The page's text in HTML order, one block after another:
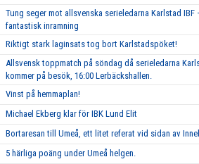
Tung seger mot allsvenska serieledarna Karlstad IBF
fantastisk inramning
Riktigt stark laginsats tog bort Karlstadspöket!
Allsvensk toppmatch på söndag då serieledarna
kommer på besök, 16:00 Lerbäckshallen.
Vinst på hemmaplan!
Michael Ekberg klar för IBK Lund Elit
Bortaresan till Umeå, ett litet referat vid sidan av
5 härliga poäng under Umeå helgen.